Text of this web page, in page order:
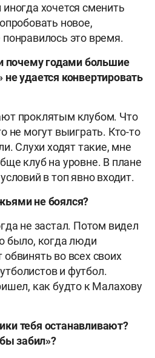
хочется сменить
новое,
это время.
почему годами большие
удается конвертировать
проклятым клубом. Что
не могут выиграть. Кто-то
Слухи ходят такие, мне
клуб на уровне. В плане
в топ явно входит.
не боялся?
не застал. Потом видел
было, когда люди
во всех своих
и футбол.
как будто к Малахову
тебя останавливают?
забил»?